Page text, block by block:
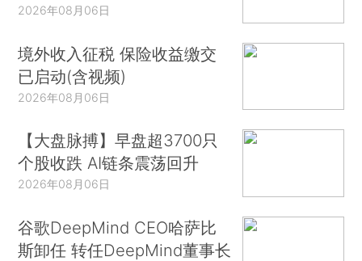
2026年08月06日
境外收入征税 保险收益缴交
已启动(含视频)
2026年08月06日
【大盘脉搏】早盘超3700只
个股收跌 AI链条震荡回升
2026年08月06日
谷歌DeepMind CEO哈萨比
斯卸任 转任DeepMind董事长